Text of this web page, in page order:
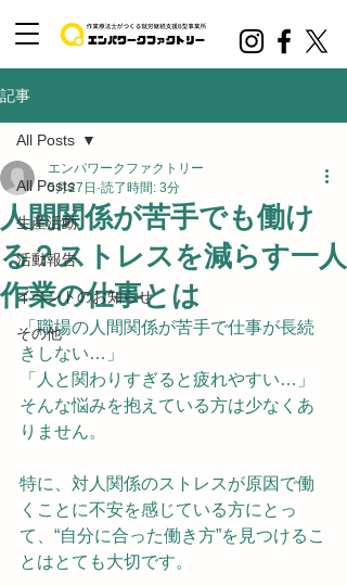
記事
All Posts
生産活動
活動報告
イベントのお知らせ
その他
All Posts
人間関係が苦手でも働け
る？ストレスを減らす一人
作業の仕事とは
エンパワークファクトリー
5月27日 読了時間: 3分
「職場の人間関係が苦手で仕事が長続
きしない…」
「人と関わりすぎると疲れやすい…」
そんな悩みを抱えている方は少なくあ
りません。
特に、対人関係のストレスが原因で働
くことに不安を感じている方にとっ
て、“自分に合った働き方”を見つけるこ
とはとても大切です。